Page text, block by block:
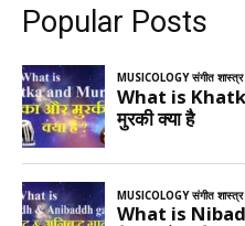
Popular Posts